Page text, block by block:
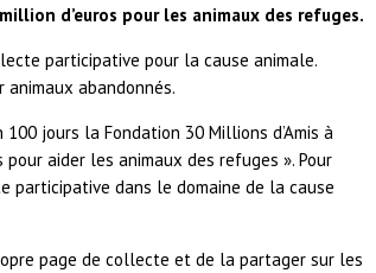
d’euros pour les animaux des refuges.
participative pour la cause animale.
abandonnés.
jours la Fondation 30 Millions d’Amis à
pour aider les animaux des refuges ». Pour
dans le domaine de la cause
page de collecte et de la partager sur les